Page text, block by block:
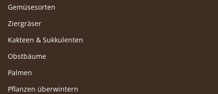
Gemüsesorten
Ziergräser
Kakteen & Sukkulenten
Obstbäume
Palmen
Pflanzen überwintern